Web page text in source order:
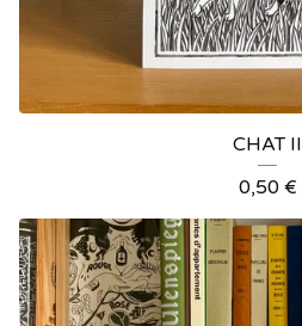
CHAT II
0,50 €